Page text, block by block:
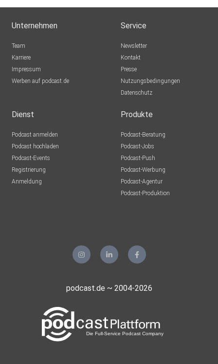
Unternehmen
Team
Karriere
Impressum
Werben auf podcast.de
Service
Newsletter
Kontakt
Presse
Nutzungsbedingungen
Datenschutz
Dienst
Podcast anmelden
Podcast hochladen
Podcast-Events
Registrierung
Anmeldung
Produkte
Podcast-Beratung
Podcast-Jobs
Podcast-Push
Podcast-Werbung
Podcast-Agentur
Podcast-Produktion
podcast.de ~ 2004-2026